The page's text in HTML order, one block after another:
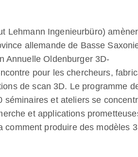
Lehmann Ingenieurbüro)
allemande de Basse
Annuelle Oldenburger 3D-
pour les chercheurs,
de scan 3D. Le programme
et ateliers se
et applications
comment produire des modèles